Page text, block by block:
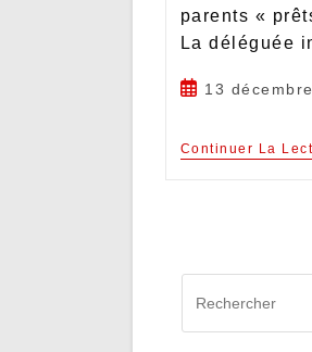
parents «
La déléguée
13
Continuer La